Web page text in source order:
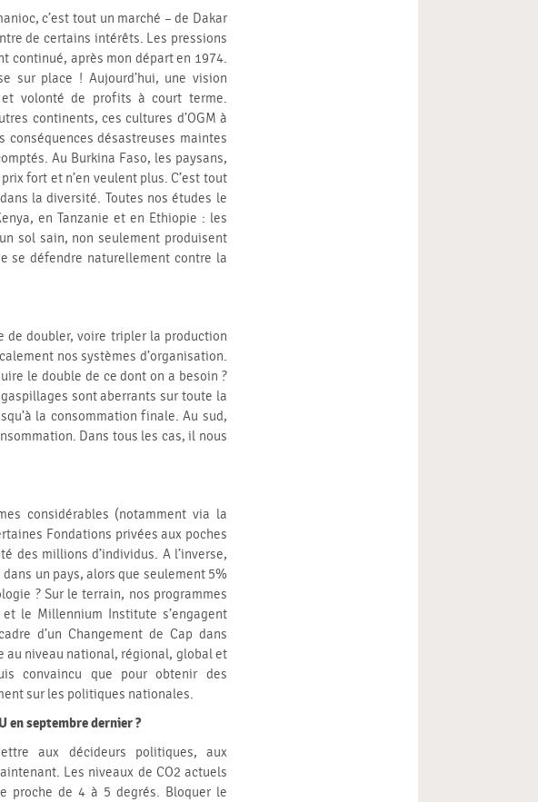
c’est tout un marché – de Dakar
de certains intérêts. Les pressions
continué, après mon départ en 1974.
sur place ! Aujourd’hui, une vision
et volonté de profits à court terme.
continents, ces cultures d’OGM à
désastreuses maintes
Au Burkina Faso, les paysans,
fort et n’en veulent plus. C’est tout
la diversité. Toutes nos études le
en Tanzanie et en Ethiopie : les
sol sain, non seulement produisent
se défendre naturellement contre la
de doubler, voire tripler la production
nos systèmes d’organisation.
le double de ce dont on a besoin ?
sont aberrants sur toute la
la consommation finale. Au sud,
Dans tous les cas, il nous
considérables (notamment via la
Fondations privées aux poches
des millions d’individus. A l’inverse,
un pays, alors que seulement 5%
? Sur le terrain, nos programmes
le Millennium Institute s’engagent
d’un Changement de Cap dans
au niveau national, régional, global et
convaincu que pour obtenir des
sur les politiques nationales.
en septembre dernier ?
aux décideurs politiques, aux
Les niveaux de CO2 actuels
proche de 4 à 5 degrés. Bloquer le